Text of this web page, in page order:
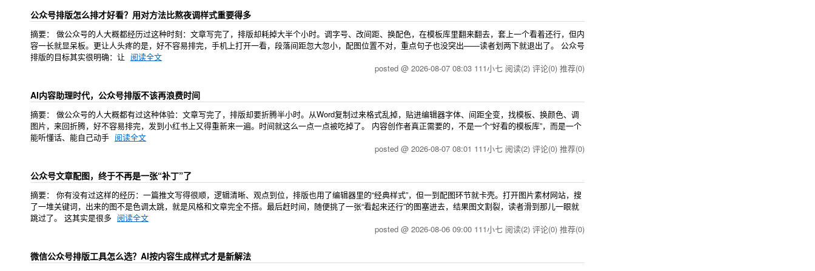
公众号排版怎么排才好看？用对方法比熬夜调样式重要得多
摘要： 做公众号的人大概都经历过这种时刻：文章写完了，排版却耗掉大半个小时。调字号、改间距、换配色，在模板库里翻来翻去，套上一个看着还行，但内
容一长就显呆板。更让人头疼的是，好不容易排完，手机上打开一看，段落间距忽大忽小，配图位置不对，重点句子也没突出——读者划两下就退出了。 公众号
排版的目标其实很明确：让 阅读全文
posted @ 2026-08-07 08:03 111小七 阅读(2) 评论(0) 推荐(0)
AI内容助理时代，公众号排版不该再浪费时间
摘要： 做公众号的人大概都有过这种体验：文章写完了，排版却要折腾半小时。从Word复制过来格式乱掉，贴进编辑器字体、间距全变，找模板、换颜色、调
图片，来回折腾，好不容易排完，发到小红书上又得重新来一遍。时间就这么一点一点被吃掉了。 内容创作者真正需要的，不是一个“好看的模板库”，而是一个
能听懂话、能自己动手 阅读全文
posted @ 2026-08-07 08:01 111小七 阅读(2) 评论(0) 推荐(0)
公众号文章配图，终于不再是一张“补丁”了
摘要： 你有没有过这样的经历：一篇推文写得很顺，逻辑清晰、观点到位，排版也用了编辑器里的“经典样式”，但一到配图环节就卡壳。打开图片素材网站，搜
了一堆关键词，出来的图不是色调太跳，就是风格和文章完全不搭。最后赶时间，随便挑了一张“看起来还行”的图塞进去，结果图文割裂，读者滑到那儿一眼就
跳过了。 这其实是很多 阅读全文
posted @ 2026-08-06 09:00 111小七 阅读(2) 评论(0) 推荐(0)
微信公众号排版工具怎么选？AI按内容生成样式才是新解法